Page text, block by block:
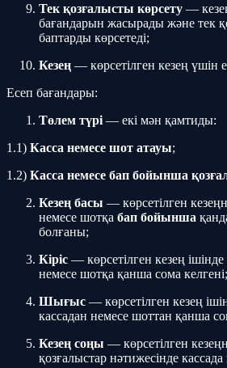
Тек қозғалысты көрсету —
бағандарын жасырады және тек
баптарды көрсетеді;
Кезең — көрсетілген кезең үшін
Есеп бағандары:
Төлем түрі — екі мән қамтиды:
1.1) Касса немесе шот атауы;
1.2) Касса немесе бап бойынша
Кезең басы — көрсетілген
немесе шотқа бап бойынша
болғаны;
Кіріс — көрсетілген кезең ішінде
немесе шотқа қанша сома келгені;
Шығыс — көрсетілген кезең
кассадан немесе шоттан қанша
Кезең соңы — көрсетілген
қозғалыстар нәтижесінде